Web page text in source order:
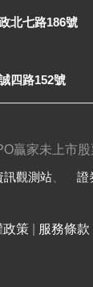
北七路186號
四路152號
贏家未上市
訊觀測站 證
政策 服務條款